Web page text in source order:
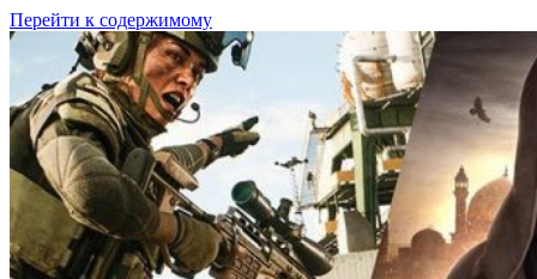
Перейти к содержимому